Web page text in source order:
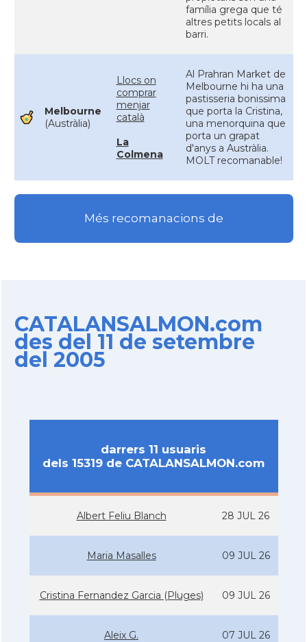
família grega que té
altres petits locals al
barri.
Melbourne
(Austràlia)
Llocs on
comprar
menjar
català
La
Colmena
Al Prahran Market de
Melbourne hi ha una
pastisseria bonissima
que porta la Cristina,
una menorquina que
porta un grapat
d'anys a Austràlia.
MOLT recomanable!
Més recomanacions de
CATALANSALMON.com
des del 11 de setembre
del 2005
darrers 11 usuaris
dels 15319 de CATALANSALMON.com
Albert Feliu Blanch 28 JUL 26
Maria Masalles 09 JUL 26
Cristina Fernandez Garcia (Pluges) 09 JUL 26
Aleix G. 07 JUL 26